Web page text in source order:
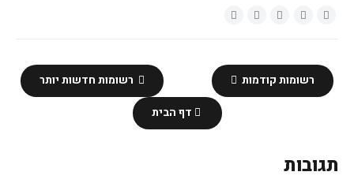
רשומות חדשות יותר רשומות קודמות
דף הבית
תגובות